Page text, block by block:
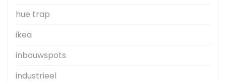
hue trap
ikea
inbouwspots
industrieel